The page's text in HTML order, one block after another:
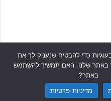
כדי להבטיח שנעניק לך את
באתר שלנו. האם תמשיך להשתמש
באתר?
מדיניות פרטיות